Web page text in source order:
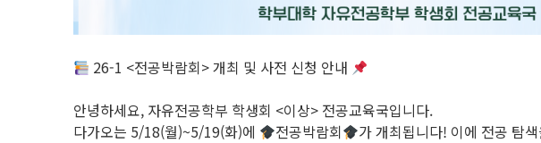
26-1 <전공박람회> 개최 및 사전 신청 안내
안녕하세요, 자유전공학부 학생회 <이상> 전공교육국입니다.
다가오는 5/18(월)~5/19(화)에
전공박람회
가 개최됩니다! 이에 전공 탐